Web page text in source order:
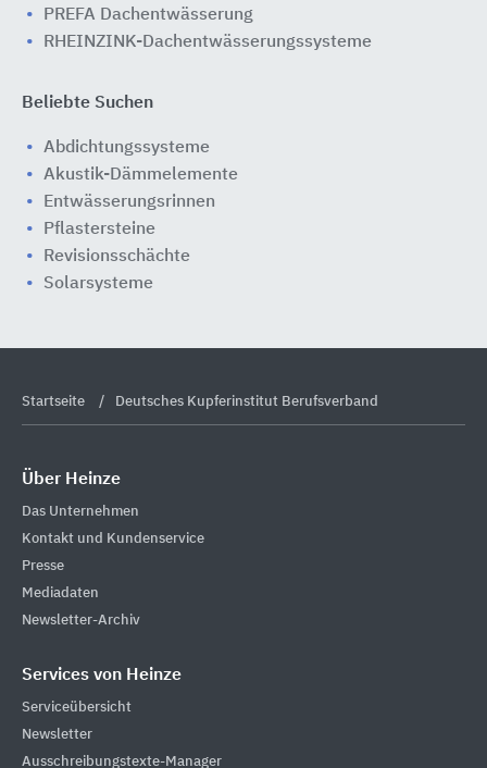
PREFA Dachentwässerung
RHEINZINK-Dachentwässerungssysteme
Beliebte Suchen
Abdichtungssysteme
Akustik-Dämmelemente
Entwässerungsrinnen
Pflastersteine
Revisionsschächte
Solarsysteme
Startseite Deutsches Kupferinstitut Berufsverband
Über Heinze
Das Unternehmen
Kontakt und Kundenservice
Presse
Mediadaten
Newsletter-Archiv
Services von Heinze
Serviceübersicht
Newsletter
Ausschreibungstexte-Manager